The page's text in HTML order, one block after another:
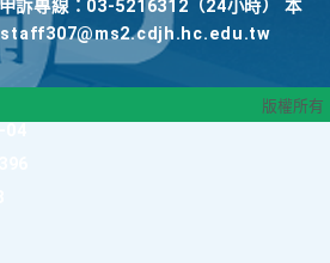
訴專線：03-5216312（24小時） 本
staff307@ms2.cdjh.hc.edu.tw
版權所有